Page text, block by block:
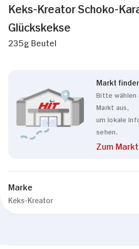
Keks-Kreator Schoko-
Glückskekse
235g Beutel
Markt
Bitte wählen
Markt aus,
um lokale
sehen.
Zum
Marke
Keks-Kreator